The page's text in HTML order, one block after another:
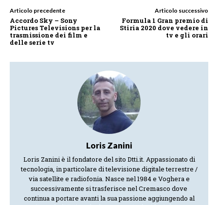
Articolo precedente
Accordo Sky – Sony
Pictures Televisions per la
trasmissione dei film e
delle serie tv
Articolo successivo
Formula 1 Gran premio di
Stiria 2020 dove vedere in
tv e gli orari
Loris Zanini
Loris Zanini è il fondatore del sito Dtti.it. Appassionato di
tecnologia, in particolare di televisione digitale terrestre /
via satellite e radiofonia. Nasce nel 1984 e Voghera e
successivamente si trasferisce nel Cremasco dove
continua a portare avanti la sua passione aggiungendo al